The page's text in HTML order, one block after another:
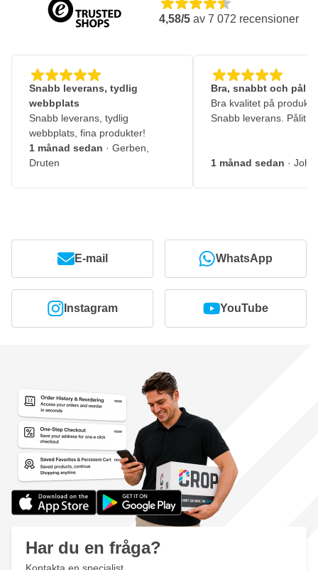
4,58/5 av 7 072 recensioner
Snabb leverans, tydlig
webbplats
Snabb leverans, tydlig
webbplats, fina produkter!
1 månad sedan · Gerben,
Druten
Bra, snabbt och
Bra kvalitet på
Snabb leverans.
1 månad sedan ·
E-mail WhatsApp
Instagram YouTube
Har du en fråga?